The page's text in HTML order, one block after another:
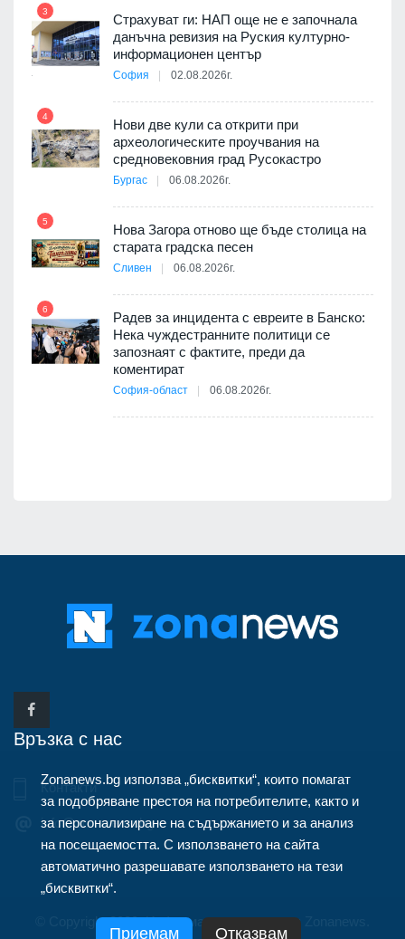
3
Страхуват ги: НАП още не е започнала
данъчна ревизия на Руския културно-
информационен център
София 02.08.2026г.
4
Нови две кули са открити при
археологическите проучвания на
средновековния град Русокастро
Бургас 06.08.2026г.
5
Нова Загора отново ще бъде столица на
старата градска песен
Сливен 06.08.2026г.
6
Радев за инцидента с евреите в Банско:
Нека чуждестранните политици се
запознаят с фактите, преди да
коментират
София-област 06.08.2026г.
Връзка с нас
Контакти
info@zonanews.bg
© Copyright 2020, Информационна агенция Zonanews.
Zonanews.bg използва „бисквитки“, които помагат
за подобряване престоя на потребителите, както и
за персонализиране на съдържанието и за анализ
на посещаемостта. С използването на сайта
автоматично разрешавате използването на тези
„бисквитки“.
Приемам Отказвам